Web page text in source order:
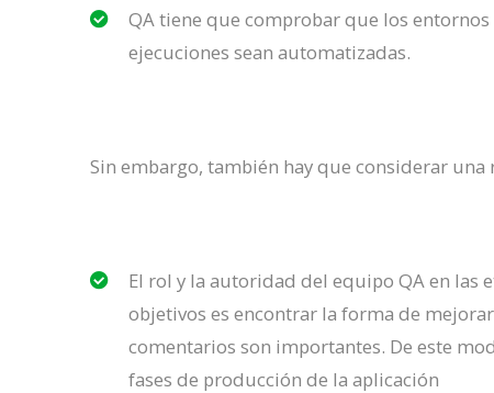
QA tiene que comprobar que los
ejecuciones sean automatizadas.
Sin embargo, también hay que considerar una
El rol y la autoridad del equipo QA en las
objetivos es encontrar la forma de
comentarios son importantes. De este
fases de producción de la aplicación